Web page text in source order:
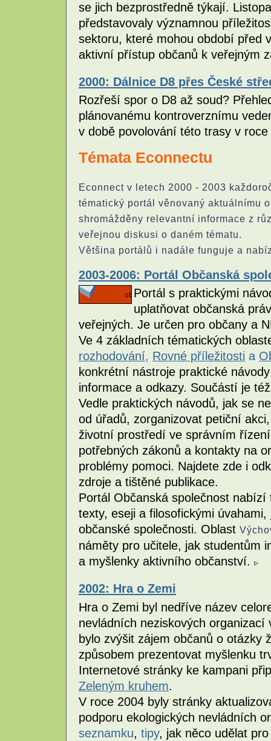
se jich bezprostředně týkají.
představovaly významnou
sektoru, které mohou období před
aktivní přístup občanů k veřejným
2000: Dálnice D8 přes České
Rozřeší spor o D8 až soud?
plánovanému kontroverznímu
v době povolování této trasy v
Témata Econnectu
Econnect v letech 2000 - 2003
tématický portál věnovaný aktuálnímu
shromážděny relevantní informace z
veřejnou diskusi o daném tématu.
Většina portálů i nadále funguje a
2003-2006: Portál Občanská
Portál s praktickými
uplatňovat občanská
veřejných. Je určen pro občany a
Ve 4 základních tématických
rozhodování, Rovné příležitosti a
konkrétní nástroje praktické
informace a odkazy. Součástí je
Vedle praktických návodů, jak se
od úřadů, zorganizovat petiční
životní prostředí ve správním
potřebných zákonů a kontakty na
problémy pomoci. Najdete zde i
zdroje a tištěné publikace.
Portál Občanská společnost
texty, eseji a filosofickými
občanské společnosti. Oblast
náměty pro učitele, jak studentům
a myšlenky aktivního občanství.
2002: Hra o Zemi
Hra o Zemi byl nedříve název
nevládních neziskových
bylo zvýšit zájem občanů o otázky
způsobem prezentovat myšlenku
Internetové stránky ke kampani
Zeleným kruhem.
V roce 2004 byly stránky
podporu ekologických nevládních
seznamku, tipy, jak něco udělat